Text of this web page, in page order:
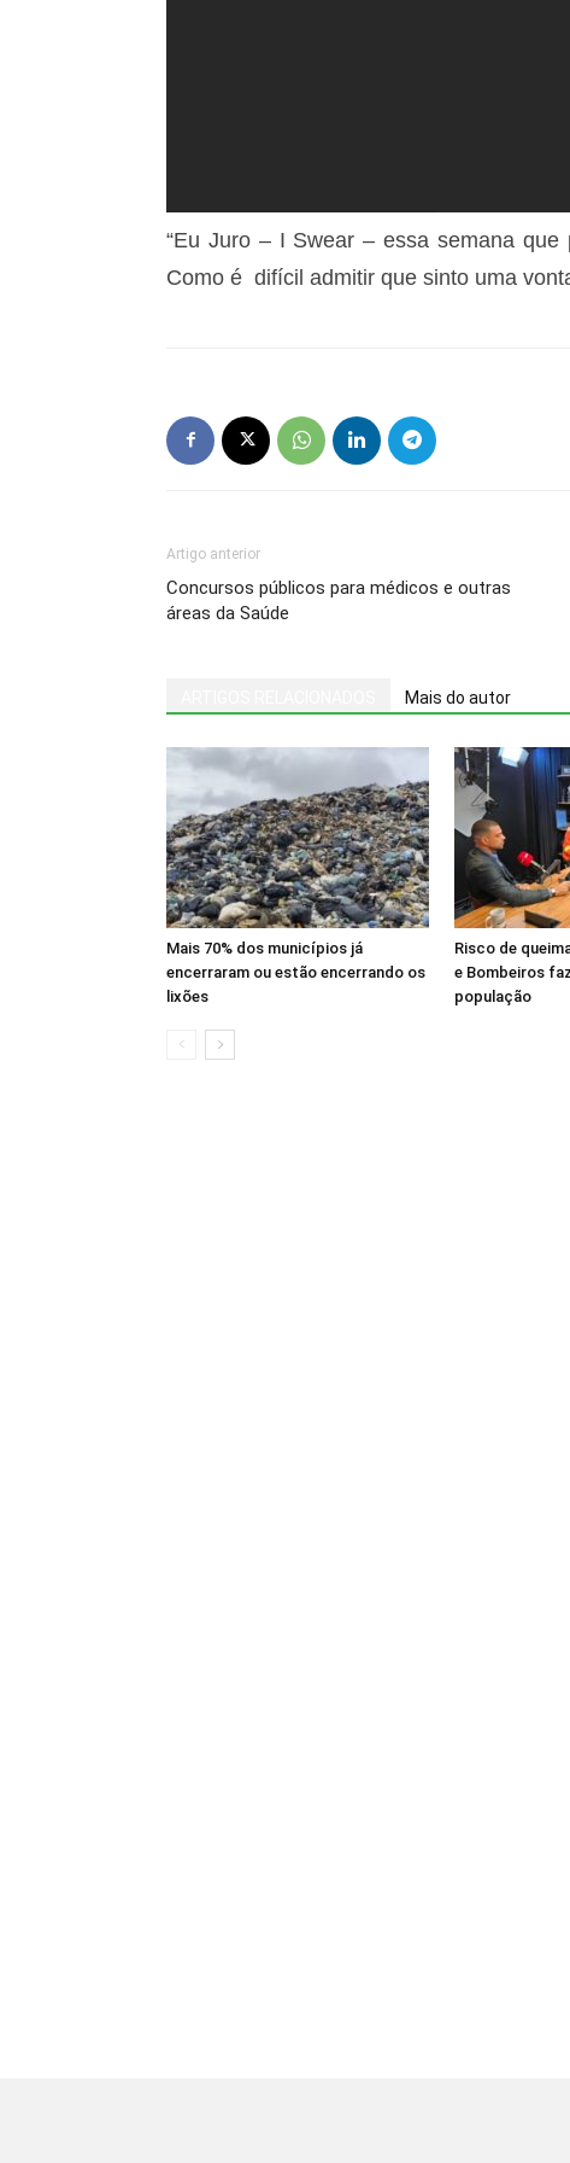
“Eu Juro – I Swear – essa semana
Como é difícil admitir que sinto uma
Artigo anterior
Concursos públicos para médicos e outras
áreas da Saúde
Mais do autor
Mais 70% dos municípios já
encerraram ou estão encerrando os
lixões
Risco de
e Bombeiros
população